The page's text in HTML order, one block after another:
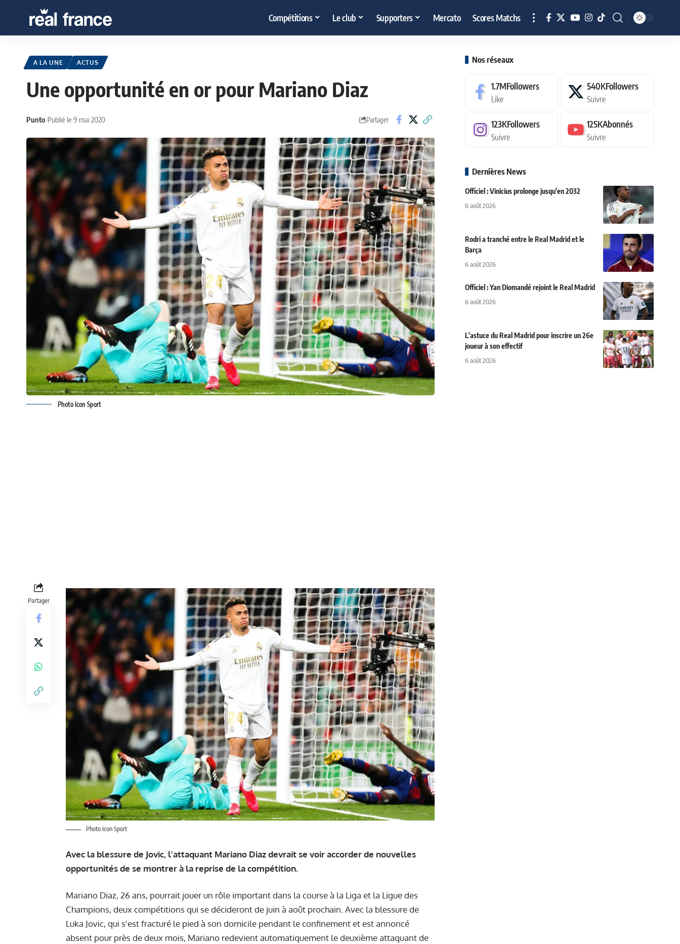
Compétitions Le club Supporters Mercato Scores Matchs
A LA UNE ACTUS
Une opportunité en or pour Mariano Diaz
Punto Publié le 9 mai 2020 Partager
Photo Icon Sport
Partager
Photo Icon Sport
Avec la blessure de Jovic, l'attaquant Mariano Diaz devrait se voir accorder de nouvelles
opportunités de se montrer à la reprise de la compétition.
Mariano Diaz, 26 ans, pourrait jouer un rôle important dans la course à la Liga et la Ligue des
Champions, deux compétitions qui se décideront de juin à août prochain. Avec la blessure de
Luka Jovic, qui s'est fracturé le pied à son domicile pendant le confinement et est annoncé
absent pour près de deux mois, Mariano redevient automatiquement le deuxième attaquant de
Nos réseaux
1.7MFollowers
Like
540KFollowers
Suivre
123KFollowers
Suivre
125KAbonnés
Suivre
Dernières News
Officiel : Vinicius prolonge jusqu'en 2032
6 août 2026
Rodri a tranché entre le Real Madrid et le
Barça
6 août 2026
Officiel : Yan Diomandé rejoint le Real Madrid
6 août 2026
L'astuce du Real Madrid pour inscrire un 26e
joueur à son effectif
6 août 2026